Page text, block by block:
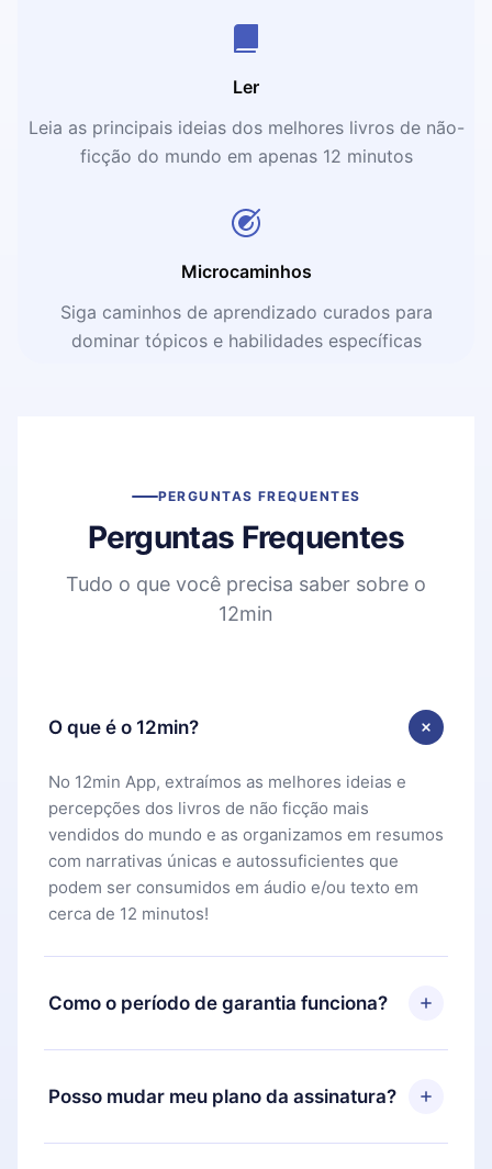
Ler
Leia as principais ideias dos melhores livros de não-
ficção do mundo em apenas 12 minutos
Microcaminhos
Siga caminhos de aprendizado curados para
dominar tópicos e habilidades específicas
PERGUNTAS FREQUENTES
Perguntas Frequentes
Tudo o que você precisa saber sobre o
12min
O que é o 12min?
No 12min App, extraímos as melhores ideias e
percepções dos livros de não ficção mais
vendidos do mundo e as organizamos em resumos
com narrativas únicas e autossuficientes que
podem ser consumidos em áudio e/ou texto em
cerca de 12 minutos!
Como o período de garantia funciona?
Você pode baixar nosso aplicativo e começar a
aproveitar nossa biblioteca. Se por algum motivo
não ficar satisfeito com nossa plataforma, basta
Posso mudar meu plano da assinatura?
Sim, mas a mudança só se aplicará a partir do